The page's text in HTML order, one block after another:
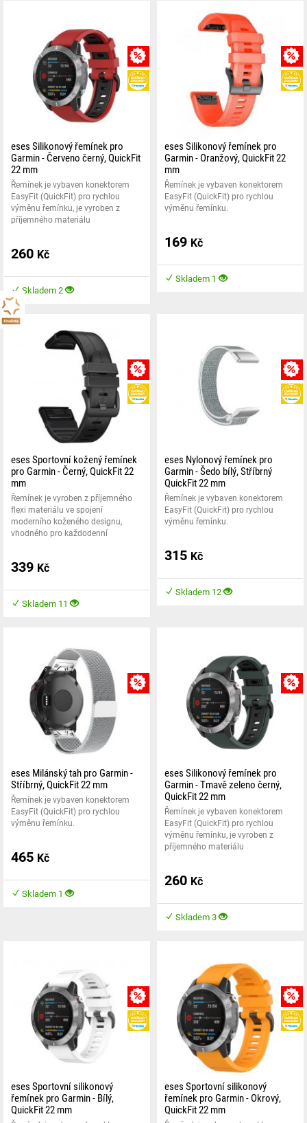
eses Silikonový řemínek pro
Garmin - Červeno černý, QuickFit
22 mm
Řemínek je vybaven konektorem
EasyFit (QuickFit) pro rychlou
výměnu řemínku, je vyroben z
příjemného materiálu
260 Kč
Skladem 2
eses Silikonový řemínek pro
Garmin - Oranžový, QuickFit 22
mm
Řemínek je vybaven konektorem
EasyFit (QuickFit) pro rychlou
výměnu řemínku.
169 Kč
Skladem 1
eses Sportovní kožený řemínek
pro Garmin - Černý, QuickFit 22
mm
Řemínek je vyroben z příjemného
flexi materiálu ve spojení
moderního koženého designu,
vhodného pro každodenní
MNOŽSTEVNÍ SLEVA
339 Kč
Skladem 11
eses Nylonový řemínek pro
Garmin - Šedo bílý, Stříbrný
QuickFit 22 mm
Řemínek je vybaven konektorem
EasyFit (QuickFit) pro rychlou
výměnu řemínku.
315 Kč
Skladem 12
eses Milánský tah pro Garmin -
Stříbrný, QuickFit 22 mm
Řemínek je vybaven konektorem
EasyFit (QuickFit) pro rychlou
výměnu řemínku.
MNOŽSTEVNÍ SLEVA
465 Kč
Skladem 1
eses Silikonový řemínek pro
Garmin - Tmavě zeleno černý,
QuickFit 22 mm
Řemínek je vybaven konektorem
EasyFit (QuickFit) pro rychlou
výměnu řemínku, je vyroben z
příjemného materiálu
260 Kč
Skladem 3
eses Sportovní silikonový
řemínek pro Garmin - Bílý,
QuickFit 22 mm
MNOŽSTEVNÍ SLEVA
HEUREKA
eses Sportovní silikonový
řemínek pro Garmin - Okrový,
QuickFit 22 mm